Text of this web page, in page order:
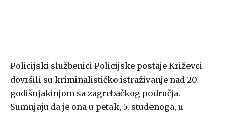
Policijski službenici Policijske postaje Križevci
dovršili su kriminalističko istraživanje nad 20–
godišnjakinjom sa zagrebačkog područja.
Sumnjaju da je ona u petak, 5. studenoga, u